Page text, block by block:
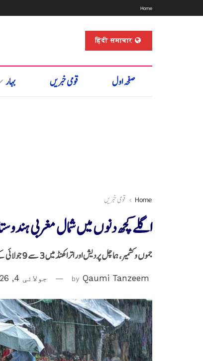
Home
हिंदी समाचार
صفحہ اول قومی خبریں بہار
Home قومی خبریں
اگلے کچھ دنوں میں شمال مغربی
جموں و کشمیر، ہماچل پردیش اور اتراکھنڈ میں 3 سے 9 جولائی کے درمیان کئی جگہوں پر بڑے پیمانے پر بارش ہونے کی پیش گوئی
by Qaumi Tanzeem جولائی 4, 2026